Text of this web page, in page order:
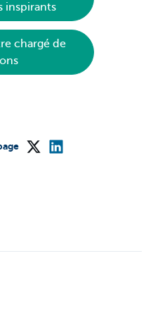
inspirants
chargé de